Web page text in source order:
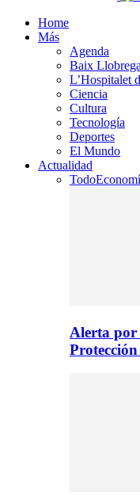
Home
Más
Agenda
Baix
L’Hospitalet
Ciencia
Cultura
Tecnología
Deportes
El Mundo
Actualidad
Todo
Alerta por